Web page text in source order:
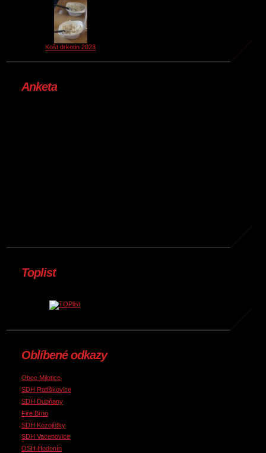
Košt drkotin 2023
Anketa
Toplist
Oblíbené odkazy
Obec Milotice
SDH Ratíškovice
SDH Dubňany
Fire Brno
SDH Kozojídky
SDH Vacenovice
OSH Hodonín